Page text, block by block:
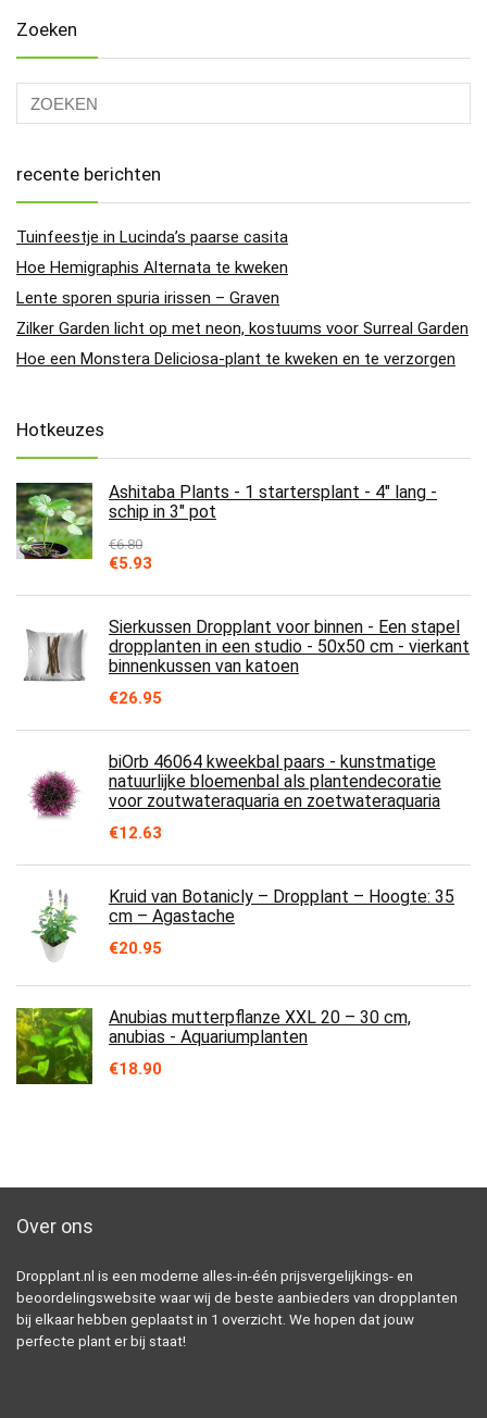
Zoeken
recente berichten
Tuinfeestje in Lucinda’s paarse casita
Hoe Hemigraphis Alternata te kweken
Lente sporen spuria irissen – Graven
Zilker Garden licht op met neon, kostuums voor Surreal Garden
Hoe een Monstera Deliciosa-plant te kweken en te verzorgen
Hotkeuzes
Ashitaba Plants - 1 startersplant - 4" lang -
schip in 3" pot
€6.80
Oorspronkelijke
was:
€6.80.
€5.93
is:
€5.93.
Sierkussen Dropplant voor binnen - Een stapel
dropplanten in een studio - 50x50 cm - vierkant
binnenkussen van katoen
€26.95
biOrb 46064 kweekbal paars - kunstmatige
natuurlijke bloemenbal als plantendecoratie
voor zoutwateraquaria en zoetwateraquaria
€12.63
Kruid van Botanicly – Dropplant – Hoogte: 35
cm – Agastache
€20.95
Anubias mutterpflanze XXL 20 – 30 cm,
anubias - Aquariumplanten
€18.90
Over ons
Dropplant.nl is een moderne alles-in-één prijsvergelijkings- en
beoordelingswebsite waar wij de beste aanbieders van dropplanten
bij elkaar hebben geplaatst in 1 overzicht. We hopen dat jouw
perfecte plant er bij staat!